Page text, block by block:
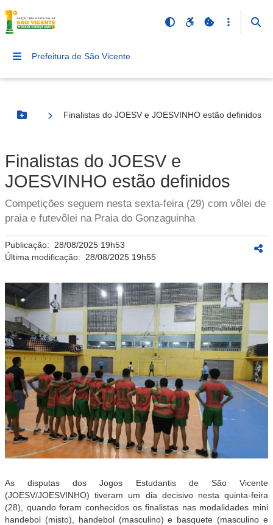
Prefeitura de São Vicente
Botão Menu
Finalistas do JOESV e JOESVINHO estão definidos
Finalistas do JOESV e
JOESVINHO estão definidos
Competições seguem nesta sexta-feira (29) com vôlei de
praia e futevôlei na Praia do Gonzaguinha
Publicação: 28/08/2025 19h53
Última modificação: 28/08/2025 19h55
As disputas dos Jogos Estudantis de São Vicente
(JOESV/JOESVINHO) tiveram um dia decisivo nesta quinta-feira
(28), quando foram conhecidos os finalistas nas modalidades mini
handebol (misto), handebol (masculino) e basquete (masculino e